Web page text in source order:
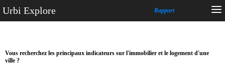
Urbi Explore Rapport
Vous recherchez les principaux indicateurs sur l'immobilier et le logement d'une
ville ?